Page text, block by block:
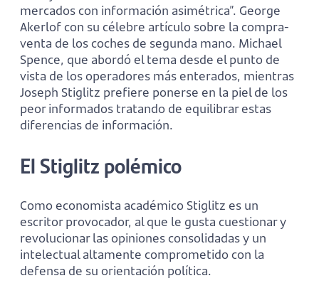
mercados con información asimétrica”. George
Akerlof con su célebre artículo sobre la compra-
venta de los coches de segunda mano. Michael
Spence, que abordó el tema desde el punto de
vista de los operadores más enterados, mientras
Joseph Stiglitz prefiere ponerse en la piel de los
peor informados tratando de equilibrar estas
diferencias de información.
El Stiglitz polémico
Como economista académico Stiglitz es un
escritor provocador, al que le gusta cuestionar y
revolucionar las opiniones consolidadas y un
intelectual altamente comprometido con la
defensa de su orientación política.